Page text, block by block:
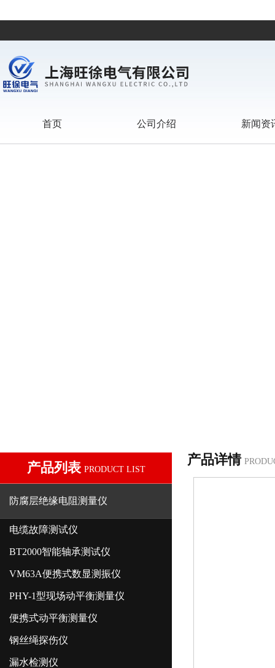
首页 公司介绍 新闻资
产品列表 PRODUCT LIST
防腐层绝缘电阻测量仪
电缆故障测试仪
BT2000智能轴承测试仪
VM63A便携式数显测振仪
PHY-1型现场动平衡测量仪
便携式动平衡测量仪
钢丝绳探伤仪
漏水检测仪
产品详情